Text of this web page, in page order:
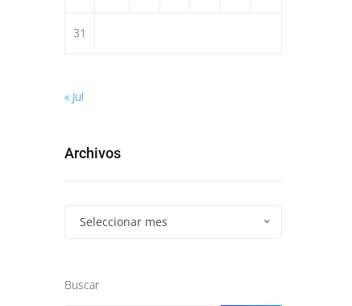
31
« Jul
Archivos
Seleccionar mes
Buscar